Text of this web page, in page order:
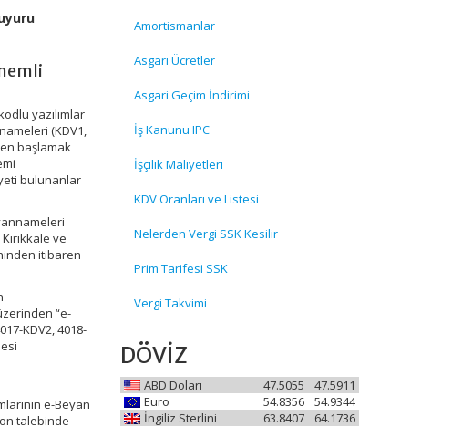
yazılımlar
(KDV1,
başlamak
bulunanlar
ve
itibaren
“e-
KDV2, 4018-
e-Beyan
talebinde
Amortismanlar
Asgari Ücretler
Asgari Geçim İndirimi
İş Kanunu IPC
İşçilik Maliyetleri
KDV Oranları ve Listesi
Nelerden Vergi SSK Kesilir
Prim Tarifesi SSK
Vergi Takvimi
DÖVİZ
ABD Doları 47.5911
47.5055
Euro
54.9344
54.8356
İngiliz Sterlini
64.1736
63.8407